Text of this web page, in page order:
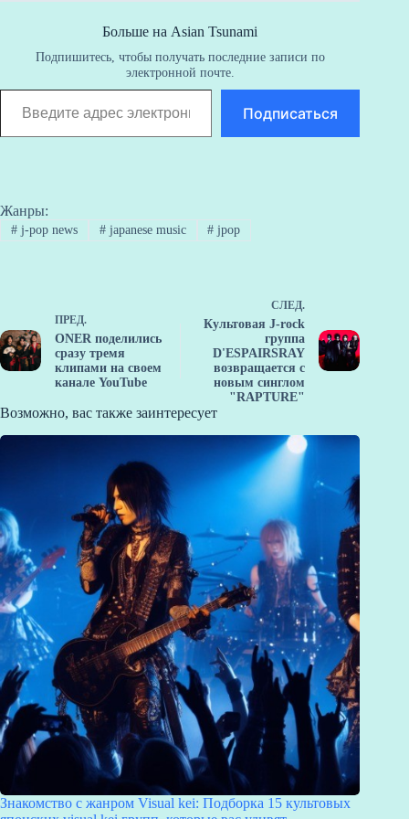
r
C
t
ba
n
W
ei
bo
y
Li
nk
ра
ви
ть
Больше на Asian Tsunami
Подпишитесь, чтобы получать последние записи по
электронной почте.
Введите адрес электронной почты…
Подписаться
Жанры:
#j-pop news #japanese music # jpop
ПРЕД.
ONER поделились
сразу тремя
клипами на своем
канале YouTube
СЛЕД.
Культовая J-rock
группа
D'ESPAIRSRAY
возвращается с
новым синглом
"RAPTURE"
Возможно, вас также заинтересует
Знакомство с жанром Visual kei: Подборка 15 культовых